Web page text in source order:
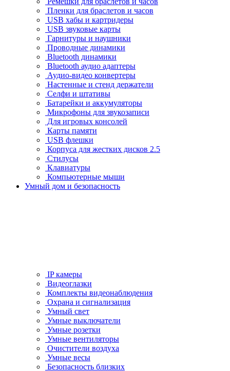
Пленки для браслетов и часов
USB хабы и картридеры
USB звуковые карты
Гарнитуры и наушники
Проводные динамики
Bluetooth динамики
Bluetooth аудио адаптеры
Аудио-видео конвертеры
Настенные и стенд держатели
Селфи и штативы
Батарейки и аккумуляторы
Микрофоны для звукозаписи
Для игровых консолей
Карты памяти
USB флешки
Корпуса для жестких дисков 2.5
Стилусы
Клавиатуры
Компьютерные мыши
Умный дом и безопасность
IP камеры
Видеоглазки
Комплекты видеонаблюдения
Охрана и сигнализация
Умный свет
Умные выключатели
Умные розетки
Умные вентиляторы
Очистители воздуха
Умные весы
Безопасность близких